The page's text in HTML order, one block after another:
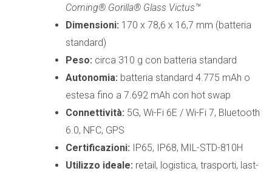
Corning® Gorilla® Glass Victus™
Dimensioni: 170 x 78,6 x 16,7 mm (batteria
standard)
Peso: circa 310 g con batteria standard
Autonomia: batteria standard 4.775 mAh o
estesa fino a 7.692 mAh con hot swap
Connettività: 5G, Wi-Fi 6E / Wi-Fi 7, Bluetooth
6.0, NFC, GPS
Certificazioni: IP65, IP68, MIL-STD-810H
Utilizzo ideale: retail, logistica, trasporti, last-